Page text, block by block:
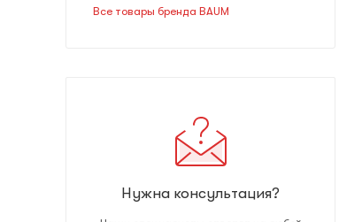
Все товары бренда BAUM
Нужна консультация?